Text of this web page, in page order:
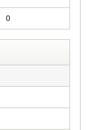
0